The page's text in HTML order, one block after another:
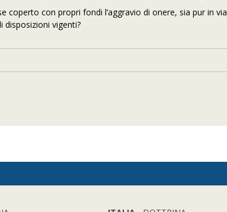
con propri fondi l’aggravio di onere, sia pur in via
disposizioni vigenti?